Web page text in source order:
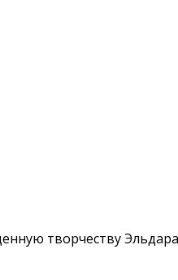
творчеству